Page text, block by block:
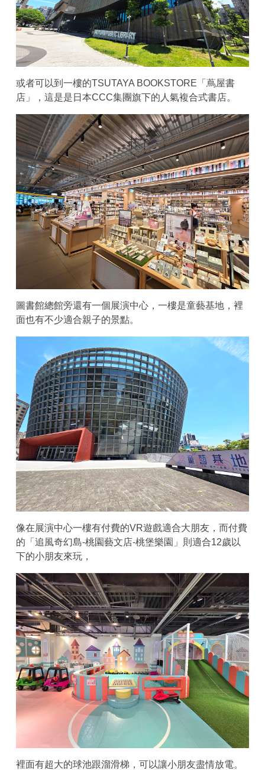
或者可以到一樓的TSUTAYA BOOKSTORE「蔦屋書
店」，這是是日本CCC集團旗下的人氣複合式書店。
圖書館總館旁還有一個展演中心，一樓是童藝基地，裡
面也有不少適合親子的景點。
像在展演中心一樓有付費的VR遊戲適合大朋友，而付費
的「追風奇幻島-桃園藝文店-桃堡樂園」則適合12歲以
下的小朋友來玩，
裡面有超大的球池跟溜滑梯，可以讓小朋友盡情放電。